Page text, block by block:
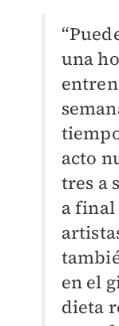
una
acto
tres a
a final
en el
dieta